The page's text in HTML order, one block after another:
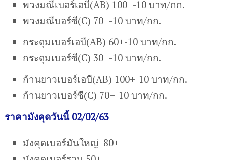
พวงมณีเบอร์เอบี(AB) 100+-10 บาท/กก.
พวงมณีบอร์ซี(C) 70+-10 บาท/กก.
กระดุมเบอร์เอบี(AB) 60+-10 บาท/กก.
กระดุมเบอร์ซี(C) 30+-10 บาท/กก.
ก้านยาวเบอร์เอบี(AB) 100+-10 บาท/กก.
ก้านยาวเบอร์ซี(C) 70+-10 บาท/กก.
ราคามังคุดวันนี้ 02/02/63
มังคุดเบอร์มันใหญ่ 80+